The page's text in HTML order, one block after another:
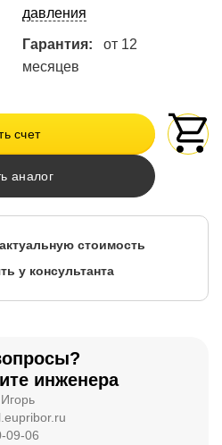
давления
Гарантия:
от 12
месяцев
счет
аналог
стоимость
у консультанта
инженера
09-06